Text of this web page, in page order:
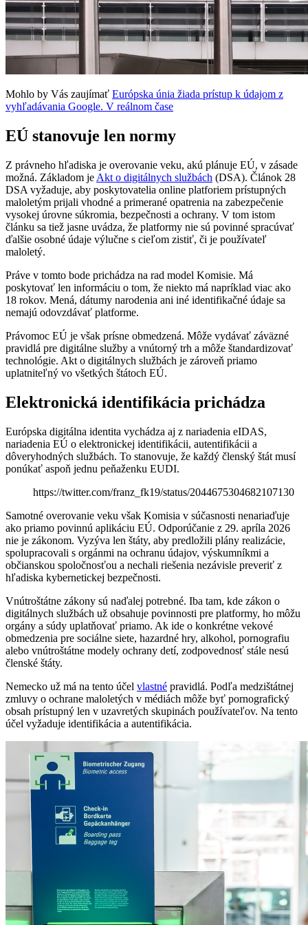
Mohlo by Vás zaujímať Európska únia žiada prístup k údajom z
vyhľadávania Google. V reálnom čase
EÚ stanovuje len normy
Z právneho hľadiska je overovanie veku, akú plánuje EÚ, v zásade
možná. Základom je Akt o digitálnych službách (DSA). Článok 28
DSA vyžaduje, aby poskytovatelia online platforiem prístupných
maloletým prijali vhodné a primerané opatrenia na zabezpečenie
vysokej úrovne súkromia, bezpečnosti a ochrany. V tom istom
článku sa tiež jasne uvádza, že platformy nie sú povinné spracúvať
ďalšie osobné údaje výlučne s cieľom zistiť, či je používateľ
maloletý.
Práve v tomto bode prichádza na rad model Komisie. Má
poskytovať len informáciu o tom, že niekto má napríklad viac ako
18 rokov. Mená, dátumy narodenia ani iné identifikačné údaje sa
nemajú odovzdávať platforme.
Právomoc EÚ je však prísne obmedzená. Môže vydávať záväzné
pravidlá pre digitálne služby a vnútorný trh a môže štandardizovať
technológie. Akt o digitálnych službách je zároveň priamo
uplatniteľný vo všetkých štátoch EÚ.
Elektronická identifikácia prichádza
Európska digitálna identita vychádza aj z nariadenia eIDAS,
nariadenia EÚ o elektronickej identifikácii, autentifikácii a
dôveryhodných službách. To stanovuje, že každý členský štát musí
ponúkať aspoň jednu peňaženku EUDI.
https://twitter.com/franz_fk19/status/2044675304682107130
Samotné overovanie veku však Komisia v súčasnosti nenariaďuje
ako priamo povinnú aplikáciu EÚ. Odporúčanie z 29. apríla 2026
nie je zákonom. Vyzýva len štáty, aby predložili plány realizácie,
spolupracovali s orgánmi na ochranu údajov, výskumníkmi a
občianskou spoločnosťou a nechali riešenia nezávisle preveriť z
hľadiska kybernetickej bezpečnosti.
Vnútroštátne zákony sú naďalej potrebné. Iba tam, kde zákon o
digitálnych službách už obsahuje povinnosti pre platformy, ho môžu
orgány a súdy uplatňovať priamo. Ak ide o konkrétne vekové
obmedzenia pre sociálne siete, hazardné hry, alkohol, pornografiu
alebo vnútroštátne modely ochrany detí, zodpovednosť stále nesú
členské štáty.
Nemecko už má na tento účel vlastné pravidlá. Podľa medzištátnej
zmluvy o ochrane maloletých v médiách môže byť pornografický
obsah prístupný len v uzavretých skupinách používateľov. Na tento
účel vyžaduje identifikácia a autentifikácia.